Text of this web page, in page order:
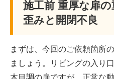
施工前 重厚な扉
歪みと開閉不良
まずは、今回のご依頼箇所
ましょう。リビングの入り
木目調の扉ですが、正常な